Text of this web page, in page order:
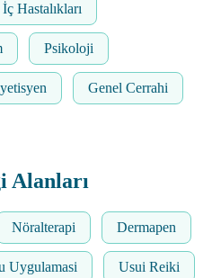
Hastalıkları
Psikoloji
Genel Cerrahi
Alanları
Nöralterapi Dermapen
Uygulamasi Usui Reiki